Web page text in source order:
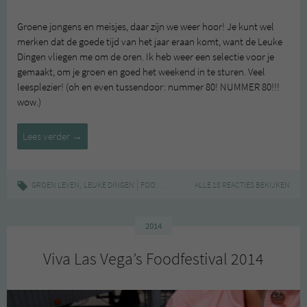
Groene jongens en meisjes, daar zijn we weer hoor! Je kunt wel
merken dat de goede tijd van het jaar eraan komt, want de Leuke
Dingen vliegen me om de oren. Ik heb weer een selectie voor je
gemaakt, om je groen en goed het weekend in te sturen. Veel
leesplezier! (oh en even tussendoor: nummer 80! NUMMER 80!!!
wow.)
Lees verder Leuke
Dingen
→
GROEN LEVEN, LEUKE DINGEN FOODFESTIVAL ,LEUKE DINGEN
ALLE 18 REACTIES BEKIJKEN
2014
Viva Las Vega’s Foodfestival 2014